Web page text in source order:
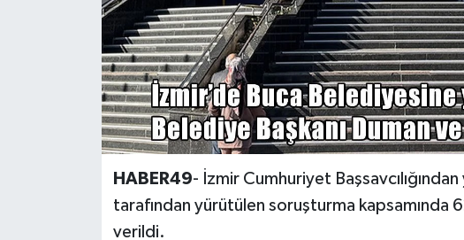
HABER49- İzmir Cumhuriyet Başsavcılığından
tarafından yürütülen soruşturma kapsamında
verildi.
Hasköy
Bulanık
Malazgirt